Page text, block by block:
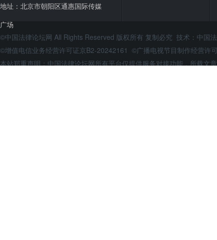
地址：北京市朝阳区通惠国际传媒
广场
©中国法律论坛网 All Rights Reserved 版权所有 复制必究 技术： 中国
©增值电信业务经营许可证京B2-20242161 ©广播电视节目制作经营
本站郑重声明：中国法律论坛网所有平台仅提供服务对接功能，所载文